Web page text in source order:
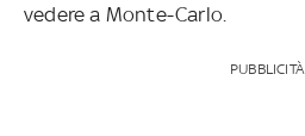
vedere a Monte-Carlo.
PUBBLICITÀ